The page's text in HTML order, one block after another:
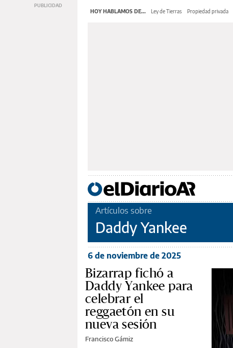
HOY HABLAMOS DE... Ley de Tierras Propiedad privada
Artículos sobre
Daddy Yankee
6 de noviembre de 2025
Bizarrap fichó a
Daddy Yankee para
celebrar el
reggaetón en su
nueva sesión
Francisco Gámiz